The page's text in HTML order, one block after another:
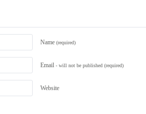
Name (required)
Email - will not be published (required)
Website